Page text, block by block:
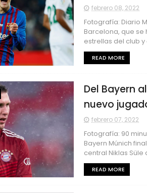
febrero 08, 2022
Fotografía: Diario
Barcelona, que
estrellas del club y
READ MORE
Del Bayern
nuevo
febrero 07, 2022
Fotografía: 90
Bayern Múnich
central Niklas Süle
READ MORE